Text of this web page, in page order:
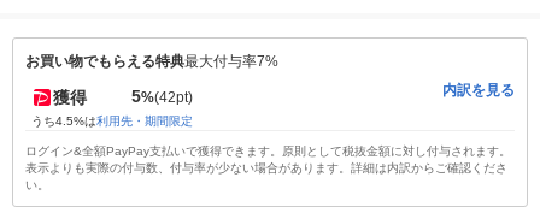
お買い物でもらえる特典最大付与率7%
獲得 5%(42pt)
うち4.5%は利用先・期間限定
内訳を見る
ログイン&全額PayPay支払いで獲得できます。原則として税抜金額に対し付与されます。
表示よりも実際の付与数、付与率が少ない場合があります。詳細は内訳からご確認くださ
い。